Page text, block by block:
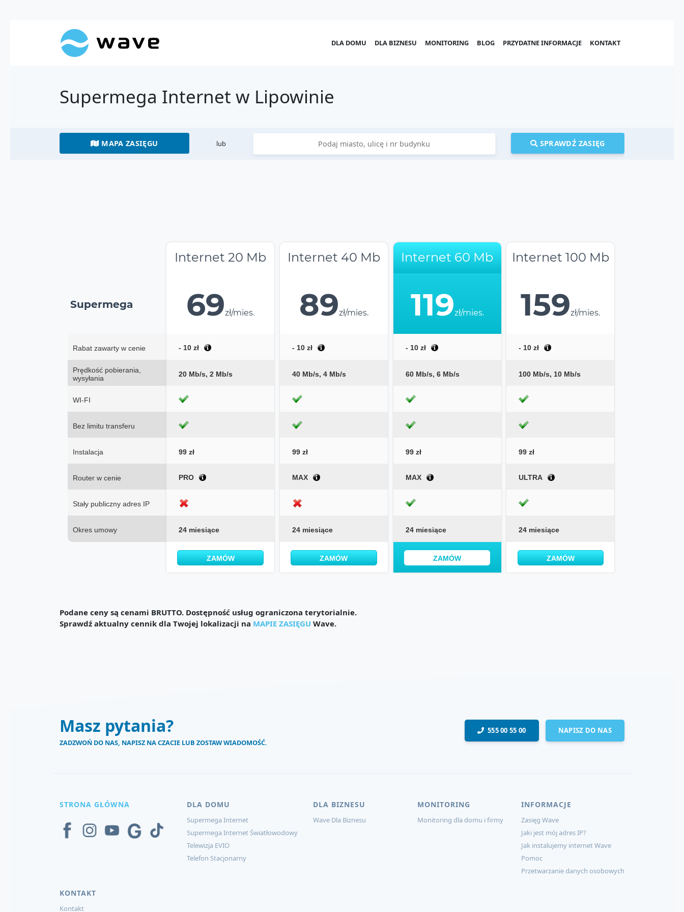
DLA DOMU DLA BIZNESU MONITORING BLOG PRZYDATNE INFORMACJE KONTAKT
Supermega Internet w Lipowinie
MAPA ZASIĘGU lub SPRAWDŹ ZASIĘG
Supermega
Rabat zawarty w cenie
Prędkość pobierania,
wysyłania
WI-FI
Bez limitu transferu
Instalacja
Router w cenie
Stały publiczny adres IP
Okres umowy
Internet 20 Mb
69zł/mies.
- 10 zł
20 Mb/s, 2 Mb/s
99 zł
PRO
24 miesiące
ZAMÓW
Internet 40 Mb
89zł/mies.
- 10 zł
40 Mb/s, 4 Mb/s
99 zł
MAX
24 miesiące
ZAMÓW
Internet 60 Mb
119zł/mies.
- 10 zł
60 Mb/s, 6 Mb/s
99 zł
MAX
24 miesiące
ZAMÓW
Internet 100 Mb
159zł/mies.
- 10 zł
100 Mb/s, 10 Mb/s
99 zł
ULTRA
24 miesiące
ZAMÓW
Podane ceny są cenami BRUTTO. Dostępność usług ograniczona terytorialnie.
Sprawdź aktualny cennik dla Twojej lokalizacji na MAPIE ZASIĘGU Wave.
Masz pytania?
ZADZWOŃ DO NAS, NAPISZ NA CZACIE LUB ZOSTAW WIADOMOŚĆ.
555 00 55 00 NAPISZ DO NAS
STRONA GŁÓWNA DLA DOMU
Supermega Internet
Supermega Internet Światłowodowy
Telewizja EVIO
Telefon Stacjonarny
DLA BIZNESU
Wave Dla Biznesu
MONITORING
Monitoring dla domu i firmy
INFORMACJE
Zasięg Wave
Jaki jest mój adres IP?
Jak instalujemy internet Wave
Pomoc
Przetwarzanie danych osobowych
KONTAKT
Kontakt